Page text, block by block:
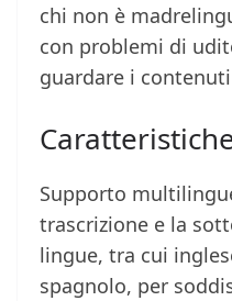
chi non è
con problemi di
guardare i
Supporto
trascrizione e la
lingue, tra cui
spagnolo, per